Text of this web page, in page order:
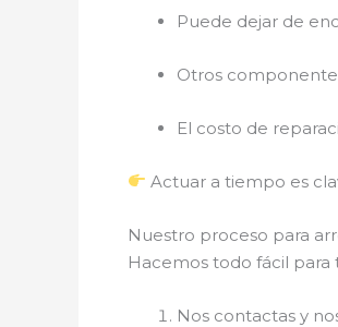
Puede dejar de
Otros
El costo de
Actuar a tiempo es
Nuestro proceso para
Hacemos todo fácil para
Nos contactas y